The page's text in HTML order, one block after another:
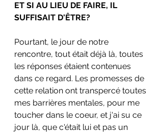
ET SI AU LIEU DE FAIRE, IL
SUFFISAIT D'ÊTRE?
Pourtant, le jour de notre
rencontre, tout était déjà là, toutes
les réponses étaient contenues
dans ce regard. Les promesses de
cette relation ont transpercé toutes
mes barrières mentales, pour me
toucher dans le coeur, et j'ai su ce
jour là, que c'était lui et pas un